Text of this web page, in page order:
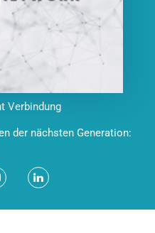
Verbindung
der nächsten Generation: